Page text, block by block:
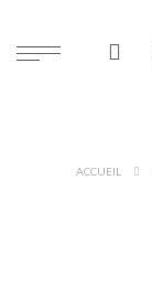
ACCUEIL